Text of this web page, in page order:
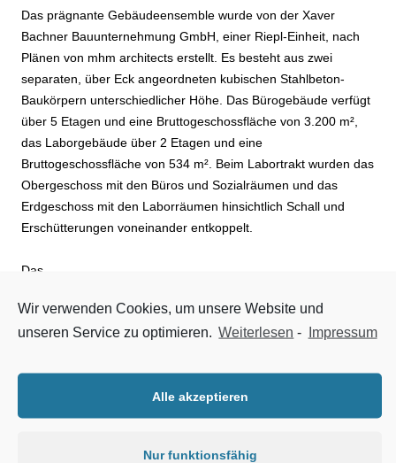
Das prägnante Gebäudeensemble wurde von der Xaver
Bachner Bauunternehmung GmbH, einer Riepl-Einheit, nach
Plänen von mhm architects erstellt. Es besteht aus zwei
separaten, über Eck angeordneten kubischen Stahlbeton-
Baukörpern unterschiedlicher Höhe. Das Bürogebäude verfügt
über 5 Etagen und eine Bruttogeschossfläche von 3.200 m²,
das Laborgebäude über 2 Etagen und eine
Bruttogeschossfläche von 534 m². Beim Labortrakt wurden das
Obergeschoss mit den Büros und Sozialräumen und das
Erdgeschoss mit den Laborräumen hinsichtlich Schall und
Erschütterungen voneinander entkoppelt.
Das
STRABA
G
wurde
ffizient
Wir verwenden Cookies, um unsere Website und
unseren Service zu optimieren. Weiterlesen - Impressum
Alle akzeptieren
Nur funktionsfähig